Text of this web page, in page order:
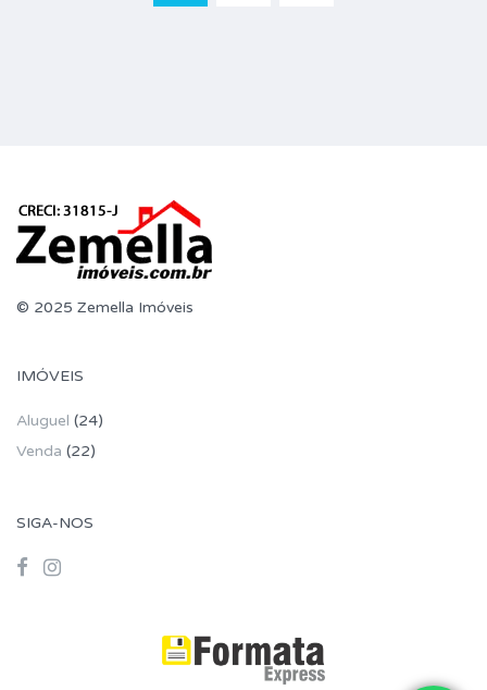
© 2025 Zemella Imóveis
IMÓVEIS
Aluguel (24)
Venda (22)
SIGA-NOS